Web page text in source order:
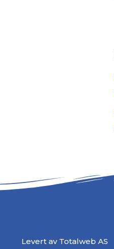
Levert av Totalweb AS